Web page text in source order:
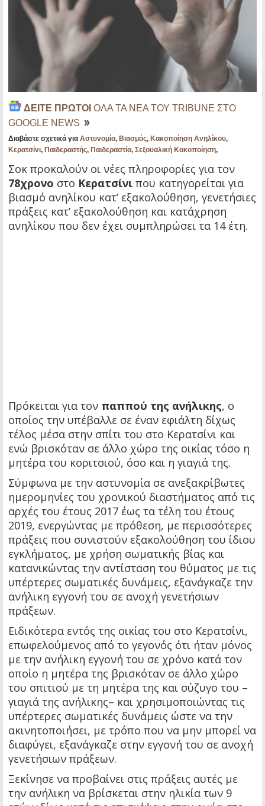
ΔΕΙΤΕ ΠΡΩΤΟΙ ΟΛΑ ΤΑ ΝΕΑ ΤΟΥ TRIBUNE ΣΤΟ
GOOGLE NEWS
Διαβάστε σχετικά για Αστυνομία, Βιασμός, Κακοποίηση Ανηλίκου,
Κερατσίνι, Παιδεραστής, Παιδεραστία, Σεξουαλική Κακοποίηση,
Σοκ προκαλούν οι νέες πληροφορίες για τον
78χρονο στο Κερατσίνι που κατηγορείται για
βιασμό ανηλίκου κατ’ εξακολούθηση, γενετήσιες
πράξεις κατ’ εξακολούθηση και κατάχρηση
ανηλίκου που δεν έχει συμπληρώσει τα 14 έτη.
Πρόκειται για τον παππού της ανήλικης, ο
οποίος την υπέβαλλε σε έναν εφιάλτη δίχως
τέλος μέσα στην σπίτι του στο Κερατσίνι και
ενώ βρισκόταν σε άλλο χώρο της οικίας τόσο η
μητέρα του κοριτσιού, όσο και η γιαγιά της.
Σύμφωνα με την αστυνομία σε ανεξακρίβωτες
ημερομηνίες του χρονικού διαστήματος από τις
αρχές του έτους 2017 έως τα τέλη του έτους
2019, ενεργώντας με πρόθεση, με περισσότερες
πράξεις που συνιστούν εξακολούθηση του ίδιου
εγκλήματος, με χρήση σωματικής βίας και
κατανικώντας την αντίσταση του θύματος με τις
υπέρτερες σωματικές δυνάμεις, εξανάγκαζε την
ανήλικη εγγονή του σε ανοχή γενετήσιων
πράξεων.
Ειδικότερα εντός της οικίας του στο Κερατσίνι,
επωφελούμενος από το γεγονός ότι ήταν μόνος
με την ανήλικη εγγονή του σε χρόνο κατά τον
οποίο η μητέρα της βρισκόταν σε άλλο χώρο
του σπιτιού με τη μητέρα της και σύζυγο του –
γιαγιά της ανήλικης– και χρησιμοποιώντας τις
υπέρτερες σωματικές δυνάμεις ώστε να την
ακινητοποιήσει, με τρόπο που να μην μπορεί να
διαφύγει, εξανάγκαζε στην εγγονή του σε ανοχή
γενετήσιων πράξεων.
Ξεκίνησε να προβαίνει στις πράξεις αυτές με
την ανήλικη να βρίσκεται στην ηλικία των 9